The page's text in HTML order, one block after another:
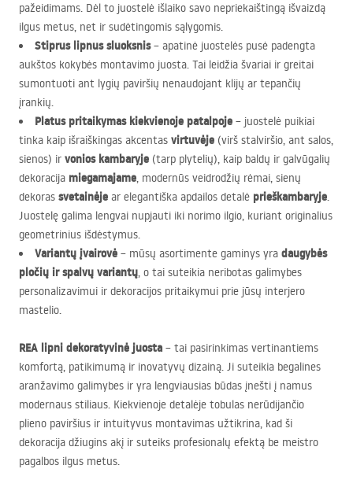
pažeidimams. Dėl to juostelė išlaiko savo nepriekaištingą išvaizdą
ilgus metus, net ir sudėtingomis sąlygomis.
Stiprus lipnus sluoksnis– apatinė juostelės pusė padengta
aukštos kokybės montavimo juosta. Tai leidžia švariai ir greitai
sumontuoti ant lygių paviršių nenaudojant klijų ar tepančių
įrankių.
Platus pritaikymas kiekvienoje patalpoje – juostelė puikiai
tinka kaip išraiškingas akcentas virtuvėje (virš stalviršio, ant salos,
sienos) ir vonios kambaryje (tarp plytelių), kaip baldų ir galvūgalių
dekoracija miegamajame, modernūs veidrodžių rėmai, sienų
dekoras svetainėje ar elegantiška apdailos detalė prieškambaryje.
Juostelę galima lengvai nupjauti iki norimo ilgio, kuriant originalius
geometrinius išdėstymus.
Variantų įvairovė – mūsų asortimente gaminys yra daugybės
pločių ir spalvų variantų, o tai suteikia neribotas galimybes
personalizavimui ir dekoracijos pritaikymui prie jūsų interjero
mastelio.
REA lipni dekoratyvinė juosta – tai pasirinkimas vertinantiems
komfortą, patikimumą ir inovatyvų dizainą. Ji suteikia begalines
aranžavimo galimybes ir yra lengviausias būdas įnešti į namus
modernaus stiliaus. Kiekvienoje detalėje tobulas nerūdijančio
plieno paviršius ir intuityvus montavimas užtikrina, kad ši
dekoracija džiugins akį ir suteiks profesionalų efektą be meistro
pagalbos ilgus metus.